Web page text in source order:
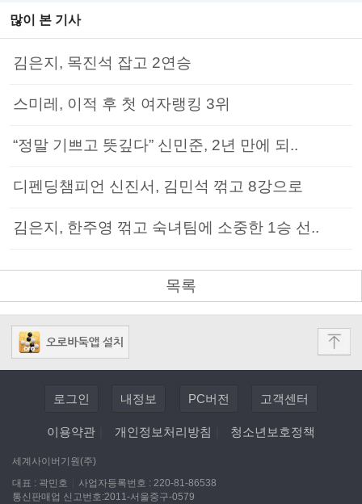
많이 본 기사
김은지, 목진석 잡고 2연승
스미레, 이적 후 첫 여자랭킹 3위
“정말 기쁘고 뜻깊다” 신민준, 2년 만에 되..
디펜딩챔피언 신진서, 김민석 꺾고 8강으로
김은지, 한주영 꺾고 숙녀팀에 소중한 1승 선..
목록
로그인 내정보 PC버전 고객센터
이용약관 개인정보처리방침 청소년보호정책
세계사이버기원(주)
대표 : 곽민호
사업자등록번호 : 220-81-86538
통신판매업 신고번호:2011-서울중구-0579